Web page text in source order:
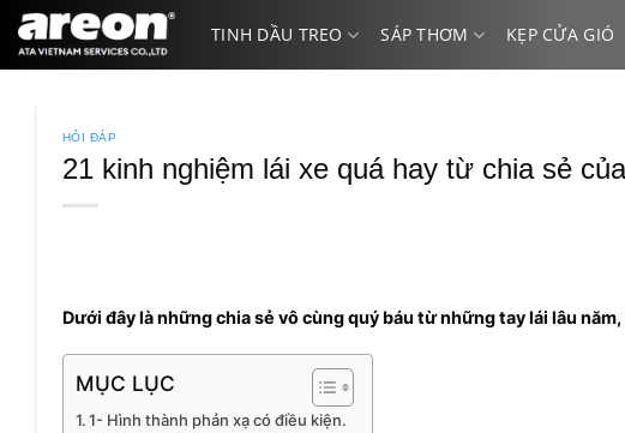
qua
nội
TINH DẦU TREO SÁP THƠM KẸP CỬA GIÓ
HỎI ĐÁP
21 kinh nghiệm lái xe quá hay từ chia sẻ
Dưới đây là những chia sẻ vô cùng quý báu từ những tay lái lâu
MỤC LỤC
1- Hình thành phản xạ có điều kiện.